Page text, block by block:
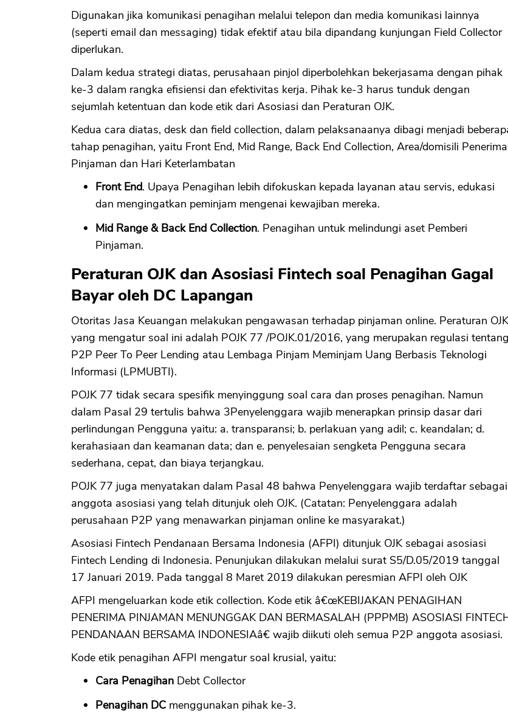
Digunakan jika komunikasi penagihan melalui telepon dan media komunikasi lainnya
(seperti email dan messaging) tidak efektif atau bila dipandang kunjungan Field Collector
diperlukan.
Dalam kedua strategi diatas, perusahaan pinjol diperbolehkan bekerjasama dengan pihak
ke-3 dalam rangka efisiensi dan efektivitas kerja. Pihak ke-3 harus tunduk dengan
sejumlah ketentuan dan kode etik dari Asosiasi dan Peraturan OJK.
Kedua cara diatas, desk dan field collection, dalam pelaksanaanya dibagi menjadi
tahap penagihan, yaitu Front End, Mid Range, Back End Collection, Area/domisili Penerima
Pinjaman dan Hari Keterlambatan
Front End. Upaya Penagihan lebih difokuskan kepada layanan atau servis, edukasi
dan mengingatkan peminjam mengenai kewajiban mereka.
Mid Range & Back End Collection. Penagihan untuk melindungi aset Pemberi
Pinjaman.
Peraturan OJK dan Asosiasi Fintech soal Penagihan Gagal
Bayar oleh DC Lapangan
Otoritas Jasa Keuangan melakukan pengawasan terhadap pinjaman online. Peraturan OJK
yang mengatur soal ini adalah POJK 77 /POJK.01/2016, yang merupakan regulasi tentang
P2P Peer To Peer Lending atau Lembaga Pinjam Meminjam Uang Berbasis Teknologi
Informasi (LPMUBTI).
POJK 77 tidak secara spesifik menyinggung soal cara dan proses penagihan. Namun
dalam Pasal 29 tertulis bahwa 3Penyelenggara wajib menerapkan prinsip dasar dari
perlindungan Pengguna yaitu: a. transparansi; b. perlakuan yang adil; c. keandalan; d.
kerahasiaan dan keamanan data; dan e. penyelesaian sengketa Pengguna secara
sederhana, cepat, dan biaya terjangkau.
POJK 77 juga menyatakan dalam Pasal 48 bahwa Penyelenggara wajib terdaftar sebagai
anggota asosiasi yang telah ditunjuk oleh OJK. (Catatan: Penyelenggara adalah
perusahaan P2P yang menawarkan pinjaman online ke masyarakat.)
Asosiasi Fintech Pendanaan Bersama Indonesia (AFPI) ditunjuk OJK sebagai asosiasi
Fintech Lending di Indonesia. Penunjukan dilakukan melalui surat S5/D.05/2019 tanggal
17 Januari 2019. Pada tanggal 8 Maret 2019 dilakukan peresmian AFPI oleh OJK
AFPI mengeluarkan kode etik collection. Kode etik â€œKEBIJAKAN PENAGIHAN
PENERIMA PINJAMAN MENUNGGAK DAN BERMASALAH (PPPMB) ASOSIASI
PENDANAAN BERSAMA INDONESIAâ€ wajib diikuti oleh semua P2P anggota asosiasi.
Kode etik penagihan AFPI mengatur soal krusial, yaitu:
Cara Penagihan Debt Collector
Penagihan DC menggunakan pihak ke-3.